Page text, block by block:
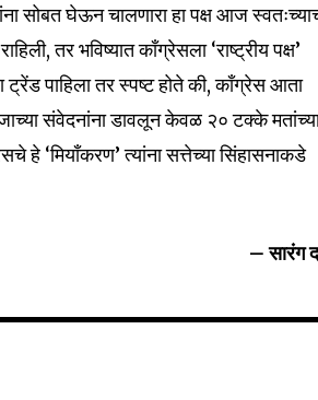
सोबत घेऊन चालणारा हा पक्ष आज
तर भविष्यात काँग्रेसला ‘राष्ट्रीय पक्ष’
ट्रेंड पाहिला तर स्पष्ट होते की, काँग्रेस आता
संवेदनांना डावलून केवळ २० टक्के
‘मियाँकरण’ त्यांना सत्तेच्या सिंहासनाकडे
– सारंग